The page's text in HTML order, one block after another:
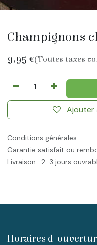
Champignons
9,95 €(Toutes taxes
Ajouter
Conditions générales
Garantie satisfait ou
Livraison : 2-3 jours
Horaires